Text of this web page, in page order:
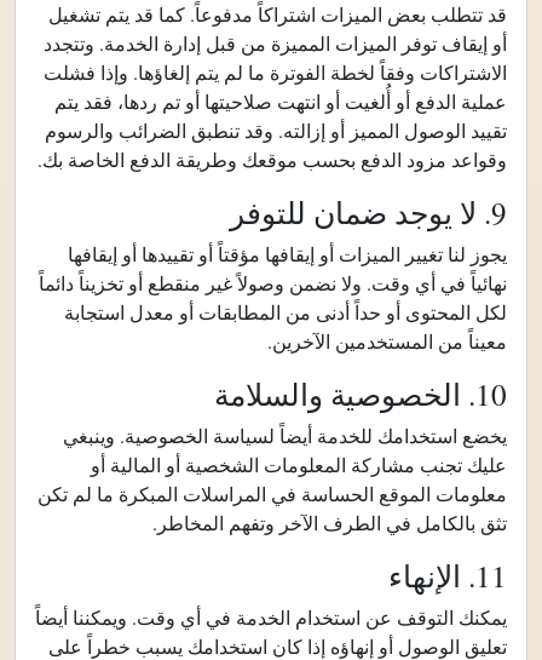
قد تتطلب بعض الميزات اشتراكاً مدفوعاً. كما قد يتم تشغيل
أو إيقاف توفر الميزات المميزة من قبل إدارة الخدمة. وتتجدد
الاشتراكات وفقاً لخطة الفوترة ما لم يتم إلغاؤها. وإذا فشلت
عملية الدفع أو أُلغيت أو انتهت صلاحيتها أو تم ردها، فقد يتم
تقييد الوصول المميز أو إزالته. وقد تنطبق الضرائب والرسوم
وقواعد مزود الدفع بحسب موقعك وطريقة الدفع الخاصة بك.
9. لا يوجد ضمان للتوفر
يجوز لنا تغيير الميزات أو إيقافها مؤقتاً أو تقييدها أو إيقافها
نهائياً في أي وقت. ولا نضمن وصولاً غير منقطع أو تخزيناً دائماً
لكل المحتوى أو حداً أدنى من المطابقات أو معدل استجابة
معيناً من المستخدمين الآخرين.
10. الخصوصية والسلامة
يخضع استخدامك للخدمة أيضاً لسياسة الخصوصية. وينبغي
عليك تجنب مشاركة المعلومات الشخصية أو المالية أو
معلومات الموقع الحساسة في المراسلات المبكرة ما لم تكن
تثق بالكامل في الطرف الآخر وتفهم المخاطر.
11. الإنهاء
يمكنك التوقف عن استخدام الخدمة في أي وقت. ويمكننا أيضاً
تعليق الوصول أو إنهاؤه إذا كان استخدامك يسبب خطراً على